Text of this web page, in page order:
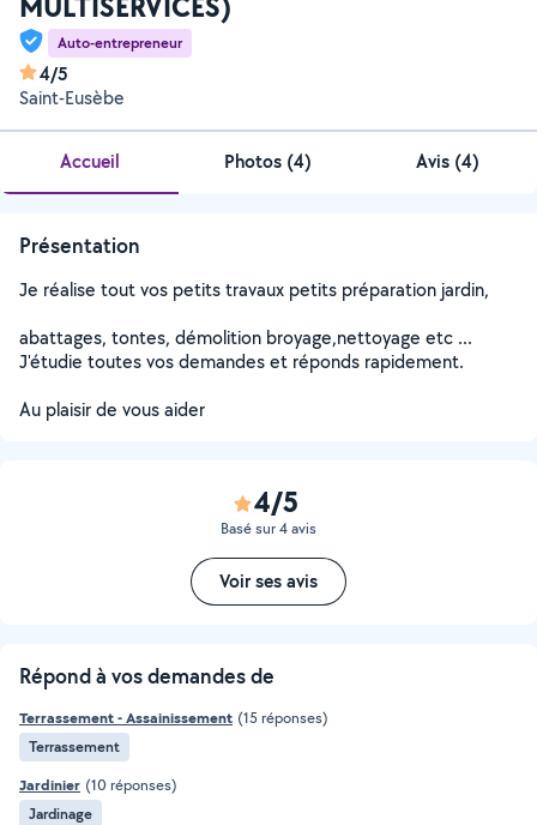
Auto-entrepreneur
4/5
Saint-Eusèbe
Accueil Photos (4) Avis (4)
Présentation
Je réalise tout vos petits travaux petits préparation jardin,
abattages, tontes, démolition broyage,nettoyage etc ...
J'étudie toutes vos demandes et réponds rapidement.
Au plaisir de vous aider
4/5
Basé sur 4 avis
Voir ses avis
Répond à vos demandes de
Terrassement - Assainissement (15 réponses)
Terrassement
Jardinier (10 réponses)
Jardinage